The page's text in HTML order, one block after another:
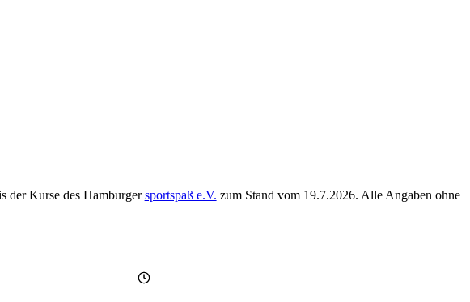
der Kurse des Hamburgersportspaß e.V. zum Stand vom 19.7.2026. Alle Angaben ohne